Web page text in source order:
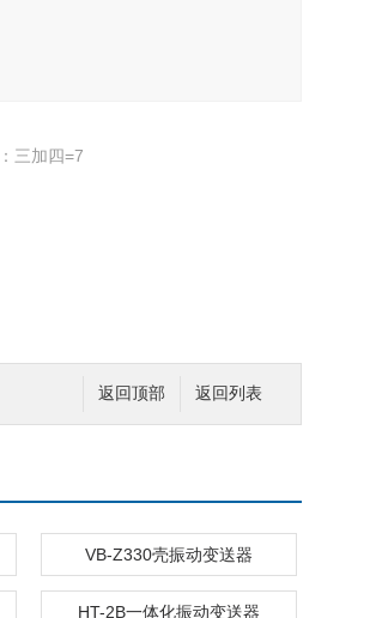
三加四=7
返回列表
返回顶部
VB-Z330壳振动变送器
HT-2B一体化振动变送器